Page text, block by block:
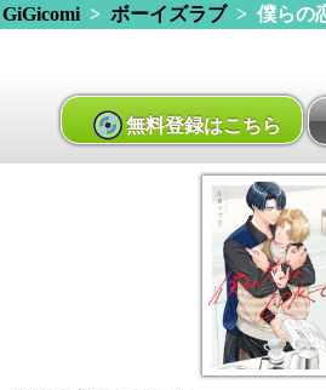
GiGicomi> ボーイズラブ> 僕らの
無料登録はこちら